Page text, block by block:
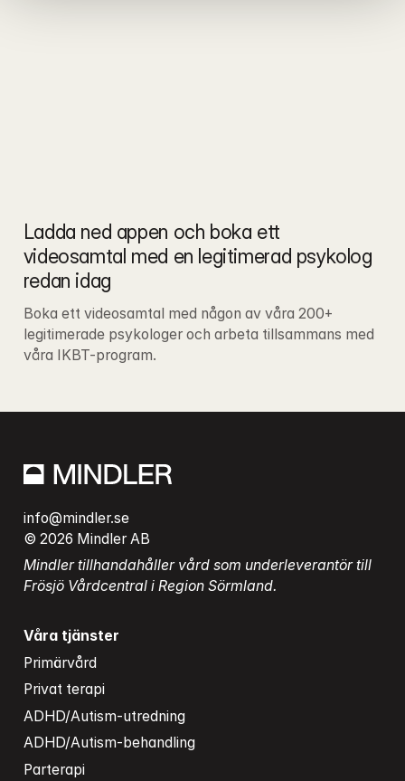
Ladda ned appen och boka ett
videosamtal med en legitimerad psykolog
redan idag
Boka ett videosamtal med någon av våra 200+
legitimerade psykologer och arbeta tillsammans med
våra IKBT-program.
info@mindler.se
© 2026 Mindler AB
Mindler tillhandahåller vård som underleverantör till
Frösjö Vårdcentral i Region Sörmland.
Våra tjänster
Primärvård
Privat terapi
ADHD/Autism-utredning
ADHD/Autism-behandling
Parterapi